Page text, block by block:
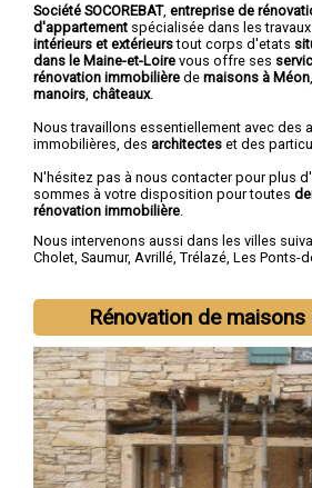
Société SOCOREBAT, entreprise de
d'appartement spécialisée dans les travaux
intérieurs et extérieurstout corps d'etats
dans le Maine-et-Loire vous offre ses
rénovation immobilière de maisons à Méon
manoirs châteaux.
Nous travaillons essentiellement avec des
immobilières, des architectes et des
N'hésitez pas à nous contacter pour plus
sommes à votre disposition pour toutes
rénovation immobilière
Nous intervenons aussi dans les villes
Cholet, Saumur, Avrillé, Trélazé, Les Ponts-
Rénovation de maisons